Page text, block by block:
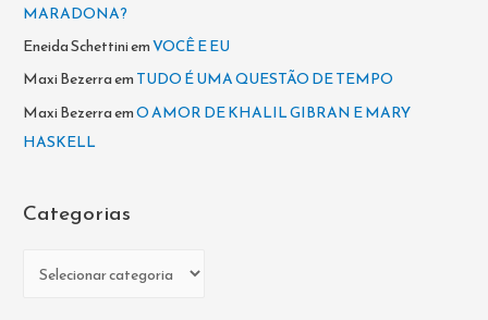
MARADONA?
Eneida SchettiniemVOCÊ E EU
Maxi Bezerraem TUDO É UMA QUESTÃO DE TEMPO
Maxi BezerraemO AMOR DE KHALIL GIBRAN E MARY
HASKELL
Categorias